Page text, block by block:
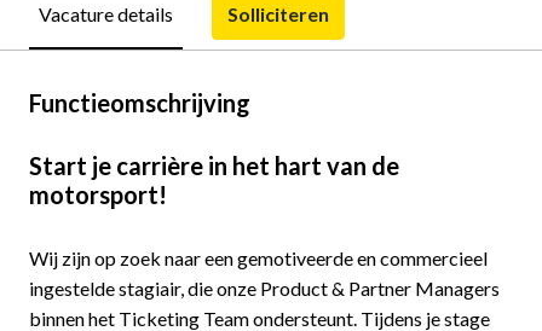
Vacature details Solliciteren
Functieomschrijving
Start je carrière in het hart van de
motorsport!
Wij zijn op zoek naar een gemotiveerde en commercieel
ingestelde stagiair, die onze Product & Partner Managers
binnen het Ticketing Team ondersteunt. Tijdens je stage